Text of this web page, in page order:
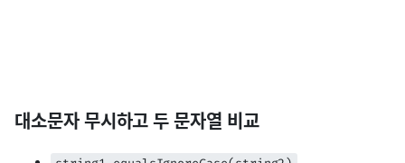
대소문자 무시하고 두 문자열 비교